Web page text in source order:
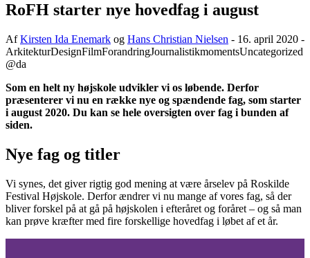
RoFH starter nye hovedfag i august
AfKirsten Ida Enemark og Hans Christian Nielsen - 16. april 2020 -
ArkitekturDesignFilmForandringJournalistikmomentsUncategorized
@da
Som en helt ny højskole udvikler vi os løbende. Derfor
præsenterer vi nu en række nye og spændende fag, som starter
i august 2020. Du kan se hele oversigten over fag i bunden af
siden.
Nye fag og titler
Vi synes, det giver rigtig god mening at være årselev på Roskilde
Festival Højskole. Derfor ændrer vi nu mange af vores fag, så der
bliver forskel på at gå på højskolen i efteråret og foråret – og så man
kan prøve kræfter med fire forskellige hovedfag i løbet af et år.